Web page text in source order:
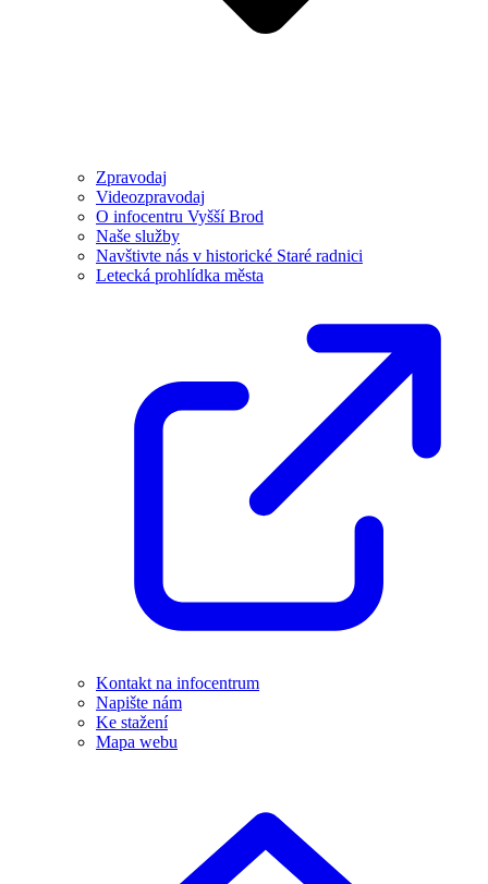
Zpravodaj
Videozpravodaj
O infocentru Vyšší Brod
Naše služby
Navštivte nás v historické Staré radnici
Letecká prohlídka města
Kontakt na infocentrum
Napište nám
Ke stažení
Mapa webu